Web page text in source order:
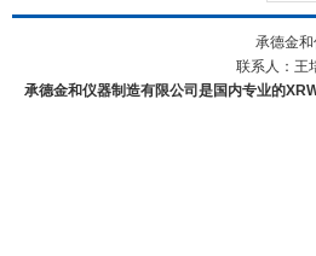
承德金
联系人：王
承德金和仪器制造有限公司是国内专业的